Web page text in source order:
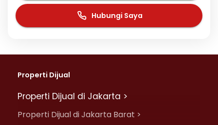
Hubungi Saya
Properti Dijual
Properti Dijual di Jakarta >
Properti Dijual di Jakarta Barat >